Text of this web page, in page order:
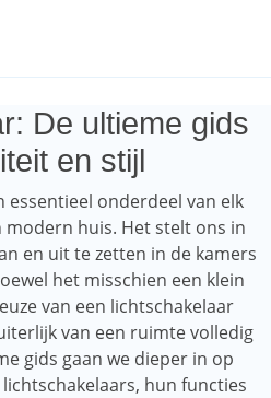
De ultieme gids
en stijl
essentieel onderdeel van elk
modern huis. Het stelt ons in
en uit te zetten in de kamers
het misschien een klein
van een lichtschakelaar
van een ruimte volledig
gids gaan we dieper in op
hun functies